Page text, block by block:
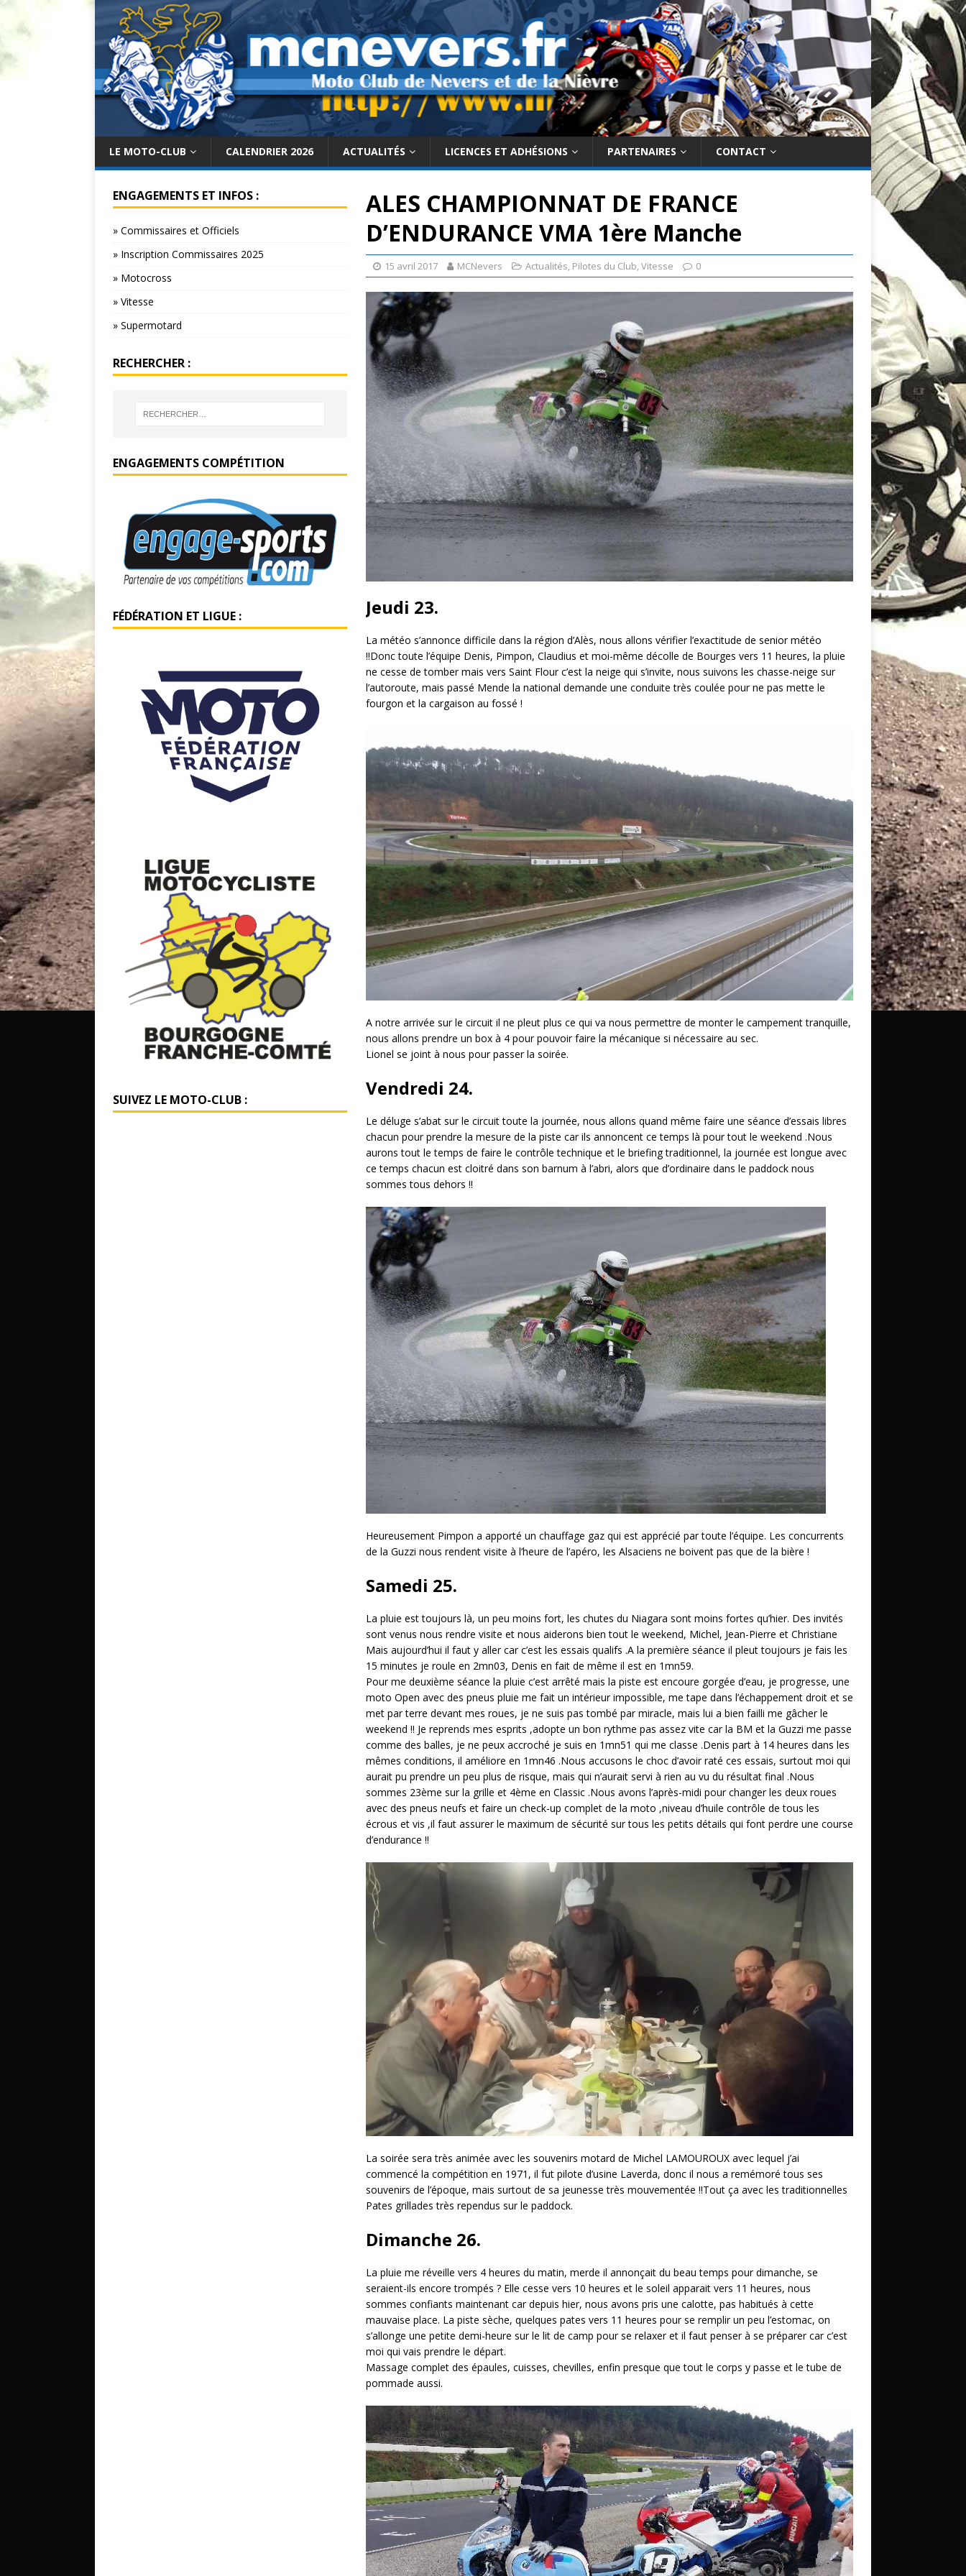
LE MOTO-CLUB CALENDRIER 2026 ACTUALITÉS LICENCES ET ADHÉSIONS PARTENAIRES CONTACT
ALES CHAMPIONNAT DE FRANCE
D’ENDURANCE VMA 1ère Manche
15 avril 2017 MCNevers Actualités, Pilotes du Club,Vitesse 0
Jeudi 23.
La météo s’annonce difficile dans la région d’Alès, nous allons vérifier l’exactitude de senior météo
!!Donc toute l’équipe Denis, Pimpon, Claudius et moi-même décolle de Bourges vers 11 heures, la pluie
ne cesse de tomber mais vers Saint Flour c’est la neige qui s’invite, nous suivons les chasse-neige sur
l’autoroute, mais passé Mende la national demande une conduite très coulée pour ne pas mette le
fourgon et la cargaison au fossé !
A notre arrivée sur le circuit il ne pleut plus ce qui va nous permettre de monter le campement tranquille,
nous allons prendre un box à 4 pour pouvoir faire la mécanique si nécessaire au sec.
Lionel se joint à nous pour passer la soirée.
Vendredi 24.
Le déluge s’abat sur le circuit toute la journée, nous allons quand même faire une séance d’essais libres
chacun pour prendre la mesure de la piste car ils annoncent ce temps là pour tout le weekend .Nous
aurons tout le temps de faire le contrôle technique et le briefing traditionnel, la journée est longue avec
ce temps chacun est cloitré dans son barnum à l’abri, alors que d’ordinaire dans le paddock nous
sommes tous dehors !!
Heureusement Pimpon a apporté un chauffage gaz qui est apprécié par toute l’équipe. Les concurrents
de la Guzzi nous rendent visite à l’heure de l’apéro, les Alsaciens ne boivent pas que de la bière !
Samedi 25.
La pluie est toujours là, un peu moins fort, les chutes du Niagara sont moins fortes qu’hier. Des invités
sont venus nous rendre visite et nous aiderons bien tout le weekend, Michel, Jean-Pierre et Christiane
Mais aujourd’hui il faut y aller car c’est les essais qualifs .A la première séance il pleut toujours je fais les
15 minutes je roule en 2mn03, Denis en fait de même il est en 1mn59.
Pour me deuxième séance la pluie c’est arrêté mais la piste est encoure gorgée d’eau, je progresse, une
moto Open avec des pneus pluie me fait un intérieur impossible, me tape dans l’échappement droit et se
met par terre devant mes roues, je ne suis pas tombé par miracle, mais lui a bien failli me gâcher le
weekend !! Je reprends mes esprits ,adopte un bon rythme pas assez vite car la BM et la Guzzi me passe
comme des balles, je ne peux accroché je suis en 1mn51 qui me classe .Denis part à 14 heures dans les
mêmes conditions, il améliore en 1mn46 .Nous accusons le choc d’avoir raté ces essais, surtout moi qui
aurait pu prendre un peu plus de risque, mais qui n’aurait servi à rien au vu du résultat final .Nous
sommes 23ème sur la grille et 4ème en Classic .Nous avons l’après-midi pour changer les deux roues
avec des pneus neufs et faire un check-up complet de la moto ,niveau d’huile contrôle de tous les
écrous et vis ,il faut assurer le maximum de sécurité sur tous les petits détails qui font perdre une course
d’endurance !!
La soirée sera très animée avec les souvenirs motard de Michel LAMOUROUX avec lequel j’ai
commencé la compétition en 1971, il fut pilote d’usine Laverda, donc il nous a remémoré tous ses
souvenirs de l’époque, mais surtout de sa jeunesse très mouvementée !!Tout ça avec les traditionnelles
Pates grillades très rependus sur le paddock.
Dimanche 26.
La pluie me réveille vers 4 heures du matin, merde il annonçait du beau temps pour dimanche, se
seraient-ils encore trompés ? Elle cesse vers 10 heures et le soleil apparait vers 11 heures, nous
sommes confiants maintenant car depuis hier, nous avons pris une calotte, pas habitués à cette
mauvaise place. La piste sèche, quelques pates vers 11 heures pour se remplir un peu l’estomac, on
s’allonge une petite demi-heure sur le lit de camp pour se relaxer et il faut penser à se préparer car c’est
moi qui vais prendre le départ.
Massage complet des épaules, cuisses, chevilles, enfin presque que tout le corps y passe et le tube de
pommade aussi.
ENGAGEMENTS ET INFOS :
» Commissaires et Officiels
» Inscription Commissaires 2025
» Motocross
» Vitesse
» Supermotard
RECHERCHER :
ENGAGEMENTS COMPÉTITION
FÉDÉRATION ET LIGUE :
SUIVEZ LE MOTO-CLUB :